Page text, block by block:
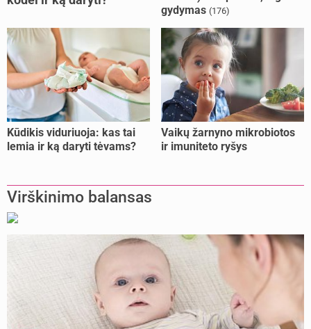
gydymas (176)
Kūdikis viduriuoja: kas tai
lemia ir ką daryti tėvams?
Vaikų žarnyno mikrobiotos
ir imuniteto ryšys
Virškinimo balansas